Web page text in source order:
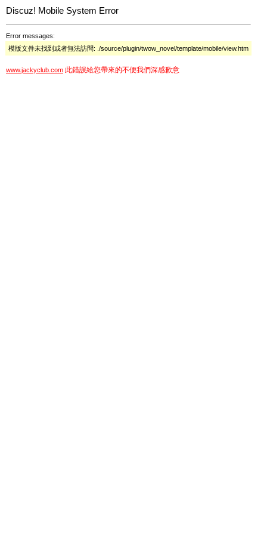
Discuz! Mobile System Error
Error messages:
模版文件未找到或者無法訪問: ./source/plugin/twow_novel/template/mobile/view.htm
www.jackyclub.com 此錯誤給您帶來的不便我們深感歉意